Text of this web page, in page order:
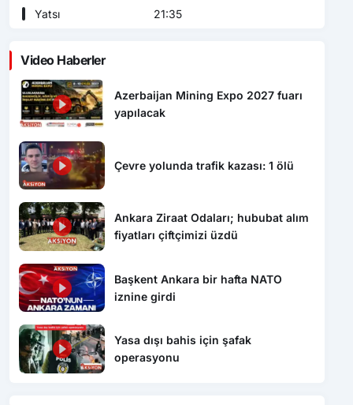
Yatsı 21:35
Video Haberler
Azerbaijan Mining Expo 2027 fuarı
yapılacak
Çevre yolunda trafik kazası: 1 ölü
Ankara Ziraat Odaları; hububat alım
fiyatları çiftçimizi üzdü
Başkent Ankara bir hafta NATO
iznine girdi
Yasa dışı bahis için şafak
operasyonu